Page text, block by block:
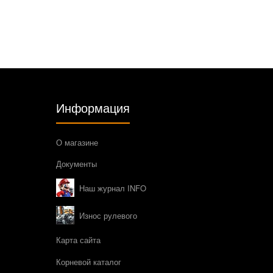
Информация
О магазине
Документы
Наш журнал INFO
Износ рулевого
Карта сайта
Корневой каталог